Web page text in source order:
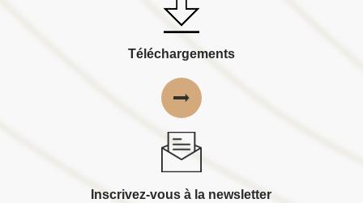
Téléchargements
Inscrivez-vous à la newsletter